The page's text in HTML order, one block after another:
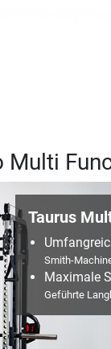
Multi
Taurus
Smith-
Maximale
Geführte